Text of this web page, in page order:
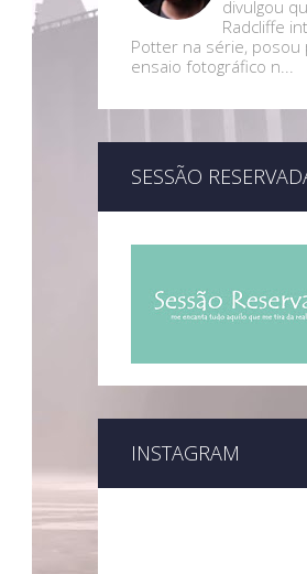
divulgou
Radcliffe
Potter na série, posou
ensaio fotográfico n...
SESSÃO
INSTAGRAM